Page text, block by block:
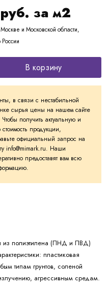
руб. за м2
и Московской области,
В корзину
в связи с нестабильной
сырья цены на нашем сайте
Чтобы получить актуальную и
продукции,
официальный запрос на
info@mimark.ru. Наши
предоставят вам всю
из полиэтилена (ПНД и ПВД)
пластиковая
типам грунтов, соленой
агрессивным средам.